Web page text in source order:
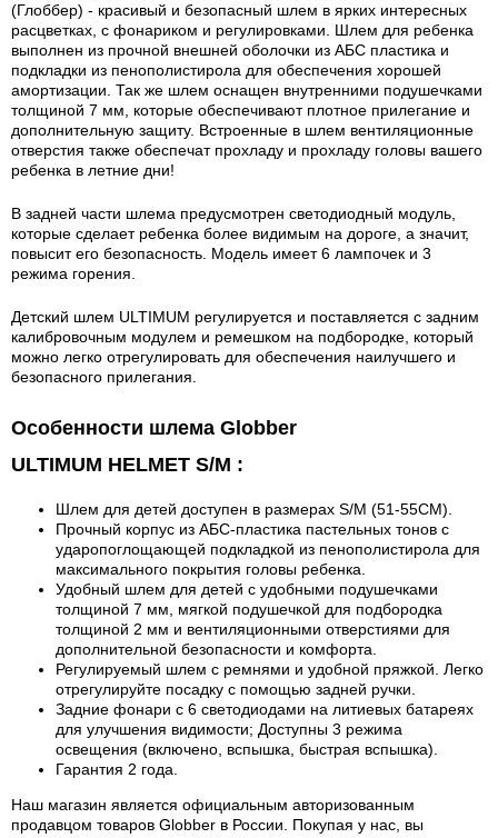
(Глоббер) - красивый и безопасный шлем в ярких интересных
расцветках, с фонариком и регулировками. Шлем для ребенка
выполнен из прочной внешней оболочки из АБС пластика и
подкладки из пенополистирола для обеспечения хорошей
амортизации. Так же шлем оснащен внутренними подушечками
толщиной 7 мм, которые обеспечивают плотное прилегание и
дополнительную защиту. Встроенные в шлем вентиляционные
отверстия также обеспечат прохладу и прохладу головы вашего
ребенка в летние дни!
В задней части шлема предусмотрен светодиодный модуль,
которые сделает ребенка более видимым на дороге, а значит,
повысит его безопасность. Модель имеет 6 лампочек и 3
режима горения.
Детский шлем ULTIMUM регулируется и поставляется с задним
калибровочным модулем и ремешком на подбородке, который
можно легко отрегулировать для обеспечения наилучшего и
безопасного прилегания.
Особенности шлема Globber
ULTIMUM HELMET S/M :
Шлем для детей доступен в размерах S/M (51-55CM).
Прочный корпус из АБС-пластика пастельных тонов с
ударопоглощающей подкладкой из пенополистирола для
максимального покрытия головы ребенка.
Удобный шлем для детей с удобными подушечками
толщиной 7 мм, мягкой подушечкой для подбородка
толщиной 2 мм и вентиляционными отверстиями для
дополнительной безопасности и комфорта.
Регулируемый шлем с ремнями и удобной пряжкой. Легко
отрегулируйте посадку с помощью задней ручки.
Задние фонари с 6 светодиодами на литиевых батареях
для улучшения видимости; Доступны 3 режима
освещения (включено, вспышка, быстрая вспышка).
Гарантия 2 года.
Наш магазин является официальным авторизованным
продавцом товаров Globber в России. Покупая у нас, вы